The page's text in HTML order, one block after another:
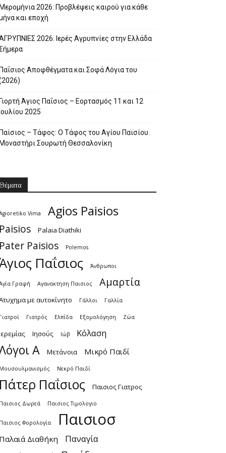
Μερομήνια 2026: Προβλέψεις καιρού για κάθε
και εποχή
2026: Ιερές Αγρυπνίες στην Ελλάδα
Παΐσιος Αποφθέγματα και Σοφά Λόγια του
Γιορτή Άγιος Παΐσιος – Εορτασμός 11 και 12
Ιουλίου 2025
Παίσιος – Τάφος: Ο Τάφος του Αγίου Παϊσίου.
Μοναστήρι Σουρωτή Θεσσαλονίκη
Vima Agios Paisios
Paisios Palaia Diathiki
Pater Paisios Polemos
Παΐσιος Άνθρωποι
Γραφή Αγανακτηση Παισιος Αμαρτία
με αυτοκίνητο Γάλλοι Γαλλία
Γιατροί Γιατρός Ελπίδα Εξομολόγηση Ζώα
Ιησούς Ιώβ Κόλαση
Α Μετάνοια Μικρό Παιδί
Μουσουλμανισμός Νεκρό Παιδί
Πάτερ Παΐσιος Παισιος Γιατρος
Παισιος Δωρεά Παισιος Τιμολογιο
Παισιος Φορολογία Παισιοσ
Παλαιά Διαθήκη Παναγία